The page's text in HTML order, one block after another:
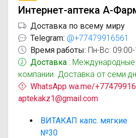
Интернет-аптека А-
Доставка по всему миру
Telegram: @+77479916561
Время работы: Пн-Вс:
Доставка : Международные
компании. Доставка от семи
WhatsApp wa.me/
aptekakz1@gmail.com
ВИТАКАП капс. мягкие
№30